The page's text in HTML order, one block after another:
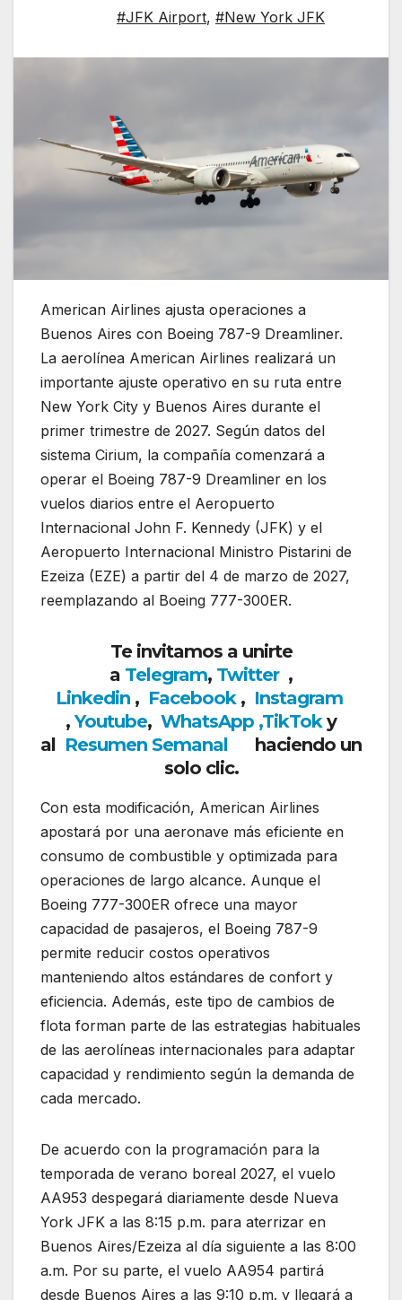
#JFK Airport, #New York JFK
American Airlines ajusta operaciones a
Buenos Aires con Boeing 787-9 Dreamliner.
La aerolínea American Airlines realizará un
importante ajuste operativo en su ruta entre
New York City y Buenos Aires durante el
primer trimestre de 2027. Según datos del
sistema Cirium, la compañía comenzará a
operar el Boeing 787-9 Dreamliner en los
vuelos diarios entre el Aeropuerto
Internacional John F. Kennedy (JFK) y el
Aeropuerto Internacional Ministro Pistarini de
Ezeiza (EZE) a partir del 4 de marzo de 2027,
reemplazando al Boeing 777-300ER.
Te invitamos a unirte
a Telegram, Twitter ,
Linkedin, Facebook, Instagram
,Youtube, WhatsApp ,TikToky
al Resumen Semanal haciendo un
solo clic.
Con esta modificación, American Airlines
apostará por una aeronave más eficiente en
consumo de combustible y optimizada para
operaciones de largo alcance. Aunque el
Boeing 777-300ER ofrece una mayor
capacidad de pasajeros, el Boeing 787-9
permite reducir costos operativos
manteniendo altos estándares de confort y
eficiencia. Además, este tipo de cambios de
flota forman parte de las estrategias habituales
de las aerolíneas internacionales para adaptar
capacidad y rendimiento según la demanda de
cada mercado.
De acuerdo con la programación para la
temporada de verano boreal 2027, el vuelo
AA953 despegará diariamente desde Nueva
York JFK a las 8:15 p.m. para aterrizar en
Buenos Aires/Ezeiza al día siguiente a las 8:00
a.m. Por su parte, el vuelo AA954 partirá
desde Buenos Aires a las 9:10 p.m. y llegará a